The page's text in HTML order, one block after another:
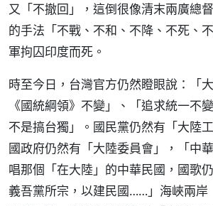
又「不撤回」，這倒很像清末兩廣總
的手法「不戰、不和、不降、不死、
軍拘囚印度而死。
時至今日，台灣官方仍然瞪眼說：「
《國統綱領》不變」、「追求統一不
不是搞台獨」。國民黨仍然有「大陸
國政府仍然有「大陸委員會」，「中
唱那個「在大陸」的中華民國，國歌
義吾黨所宗，以建民國……」海峽兩岸